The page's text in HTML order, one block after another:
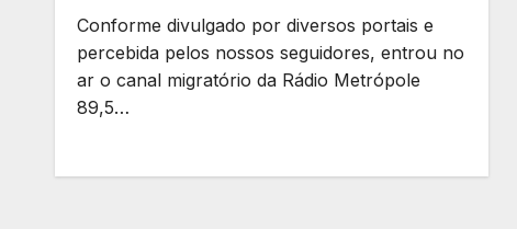
Conforme divulgado por diversos portais e
percebida pelos nossos seguidores, entrou no
ar o canal migratório da Rádio Metrópole
89,5…